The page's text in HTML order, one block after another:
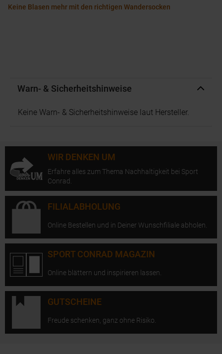
Keine Blasen mehr mit den richtigen Wandersocken
Warn- & Sicherheitshinweise
Keine Warn- & Sicherheitshinweise laut Hersteller.
WIR DENKEN UM
Erfahre alles zum Thema Nachhaltigkeit bei Sport
Conrad.
FILIALABHOLUNG
Online Bestellen und in Deiner Wunschfiliale abholen.
SPORT CONRAD MAGAZIN
Online blättern und inspirieren lassen.
GUTSCHEINE
Freude schenken, ganz ohne Risiko.